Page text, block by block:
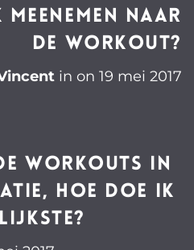
naar
de workout?
in on 19 mei 2017
workouts in
hoe doe ik